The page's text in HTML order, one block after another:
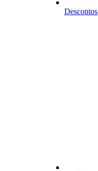
Descontos